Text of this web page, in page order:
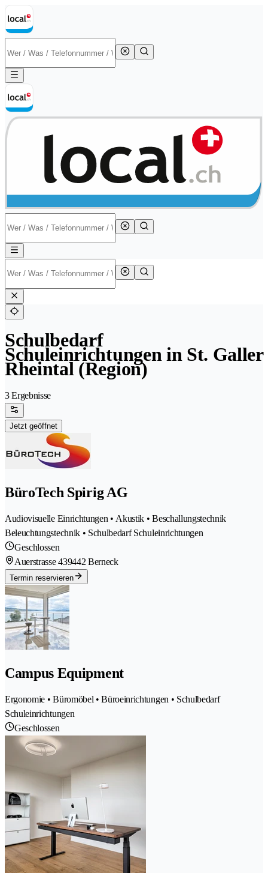
Schulbedarf
Schuleinrichtungen in St. Galler
Rheintal (Region)
3 Ergebnisse
Jetzt geöffnet
BüroTech Spirig AG
Audiovisuelle Einrichtungen • Akustik • Beschallungstechnik
Beleuchtungstechnik • Schulbedarf Schuleinrichtungen
Geschlossen
Auerstrasse 439442 Berneck
Termin reservieren
Campus Equipment
Ergonomie • Büromöbel • Büroeinrichtungen • Schulbedarf
Schuleinrichtungen
Geschlossen